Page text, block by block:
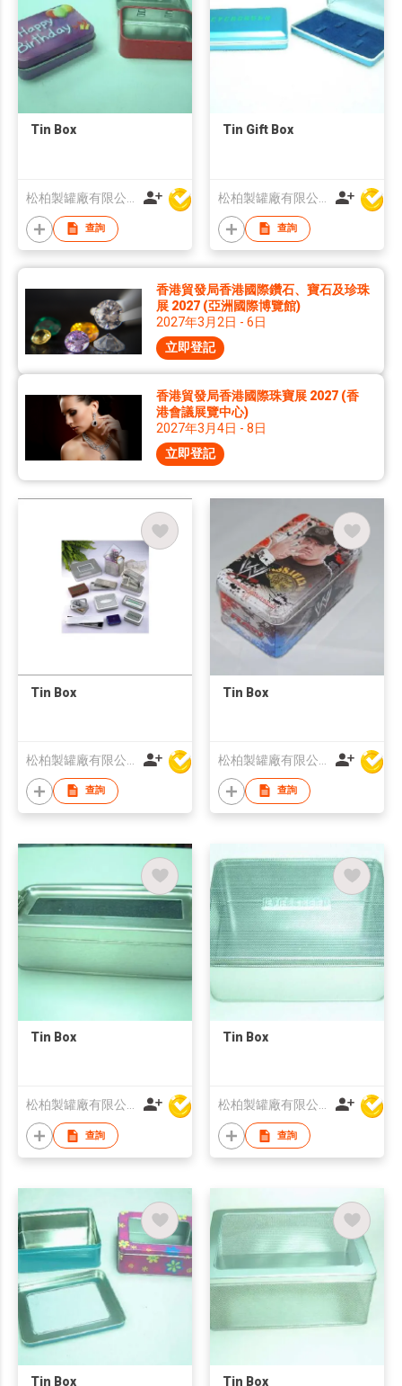
Tin Box
查詢
Tin Gift Box
查詢
香港貿發局香港國際鑽石、寶石及珍珠
展 2027 (亞洲國際博覽館)
2027年3月2日 - 6日
立即登記
香港貿發局香港國際珠寶展 2027 (香
港會議展覽中心)
2027年3月4日 - 8日
立即登記
Tin Box
查詢
Tin Box
查詢
Tin Box
查詢
Tin Box
查詢
Tin Box Tin Box